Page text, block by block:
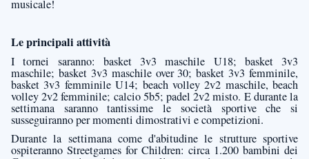
musicale!
Le principali attività
I tornei saranno: basket 3v3 maschile U18; basket 3v3
maschile; basket 3v3 maschile over 30; basket 3v3 femminile,
basket 3v3 femminile U14; beach volley 2v2 maschile, beach
volley 2v2 femminile; calcio 5b5; padel 2v2 misto. E durante la
settimana saranno tantissime le società sportive che si
susseguiranno per momenti dimostrativi e competizioni.
Durante la settimana come d'abitudine le strutture sportive
ospiteranno Streetgames for Children: circa 1.200 bambini dei